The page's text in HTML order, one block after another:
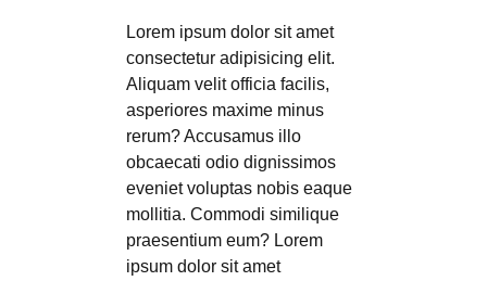
Lorem ipsum dolor sit amet
consectetur adipisicing elit.
Aliquam velit officia facilis,
asperiores maxime minus
rerum? Accusamus illo
obcaecati odio dignissimos
eveniet voluptas nobis eaque
mollitia. Commodi similique
praesentium eum? Lorem
ipsum dolor sit amet